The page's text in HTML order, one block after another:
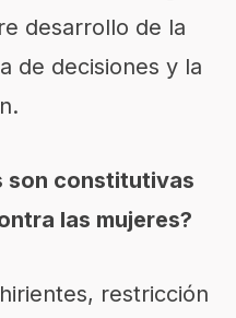
desarrollo de la
de decisiones y la
son constitutivas
las mujeres?
restricción